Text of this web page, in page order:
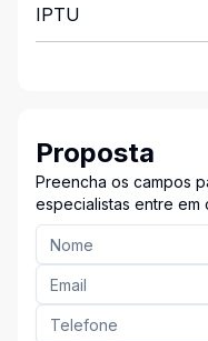
IPTU
Proposta
Preencha os campos
especialistas entre em